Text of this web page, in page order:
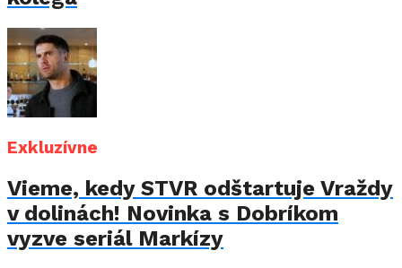
Exkluzívne
Vieme, kedy STVR odštartuje Vraždy
v dolinách! Novinka s Dobríkom
vyzve seriál Markízy